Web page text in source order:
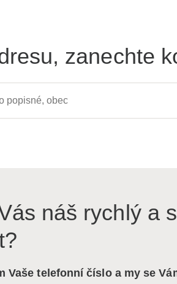
zanechte
náš rychlý a
Vaše telefonní číslo a my se